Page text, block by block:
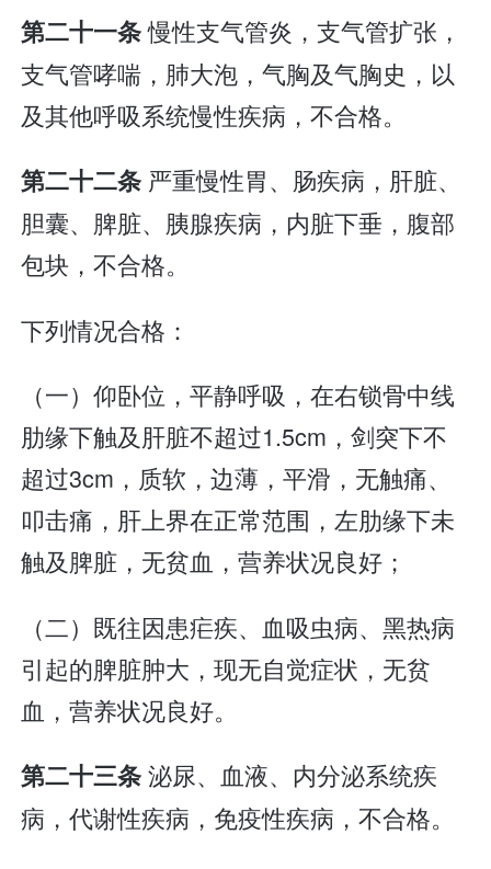
第二十一条慢性支气管炎，支气管扩张，
支气管哮喘，肺大泡，气胸及气胸史，以
及其他呼吸系统慢性疾病，不合格。
第二十二条 严重慢性胃、肠疾病，肝脏、
胆囊、脾脏、胰腺疾病，内脏下垂，腹部
包块，不合格。
下列情况合格：
（一）仰卧位，平静呼吸，在右锁骨中线
肋缘下触及肝脏不超过1.5cm，剑突下不
超过3cm，质软，边薄，平滑，无触痛、
叩击痛，肝上界在正常范围，左肋缘下未
触及脾脏，无贫血，营养状况良好；
（二）既往因患疟疾、血吸虫病、黑热病
引起的脾脏肿大，现无自觉症状，无贫
血，营养状况良好。
第二十三条泌尿、血液、内分泌系统疾
病，代谢性疾病，免疫性疾病，不合格。